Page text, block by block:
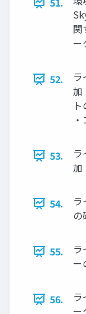
関
ー
52.
加
53.
加
54.
ラ
の
55.
ラ
ー
56.
ラ